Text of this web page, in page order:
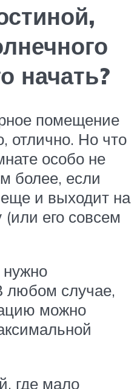
начать?
помещение
отлично. Но что
особо не
более, если
еще и выходит на
его совсем
любом случае,
можно
где мало